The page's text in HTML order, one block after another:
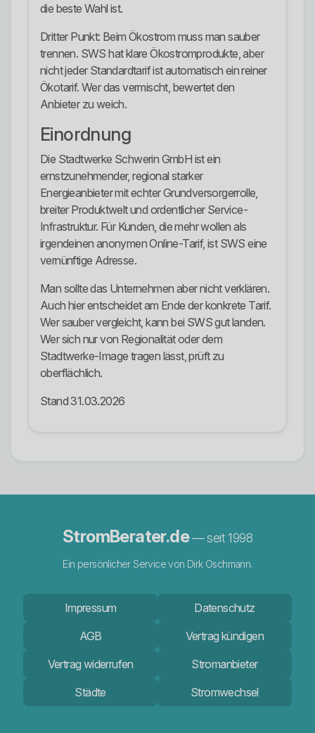
die beste Wahl ist.
Dritter Punkt: Beim Ökostrom muss man sauber
trennen. SWS hat klare Ökostromprodukte, aber
nicht jeder Standardtarif ist automatisch ein reiner
Ökotarif. Wer das vermischt, bewertet den
Anbieter zu weich.
Einordnung
Die Stadtwerke Schwerin GmbH ist ein
ernstzunehmender, regional starker
Energieanbieter mit echter Grundversorgerrolle,
breiter Produktwelt und ordentlicher Service-
Infrastruktur. Für Kunden, die mehr wollen als
irgendeinen anonymen Online-Tarif, ist SWS eine
vernünftige Adresse.
Man sollte das Unternehmen aber nicht verklären.
Auch hier entscheidet am Ende der konkrete Tarif.
Wer sauber vergleicht, kann bei SWS gut landen.
Wer sich nur von Regionalität oder dem
Stadtwerke-Image tragen lässt, prüft zu
oberflächlich.
Stand 31.03.2026
StromBerater.de— seit 1998
Ein persönlicher Service von Dirk Oschmann.
Impressum
Datenschutz
AGB
Vertrag kündigen
Vertrag widerrufen
Stromanbieter
Städte
Stromwechsel